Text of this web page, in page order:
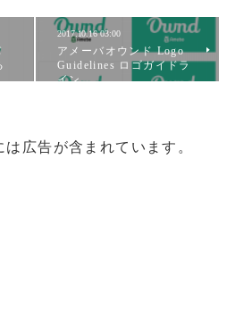
2017.10.16 03:00
アメーバオウンド Logo
Guidelines ロゴガイドラ
イン
広告が含まれています。